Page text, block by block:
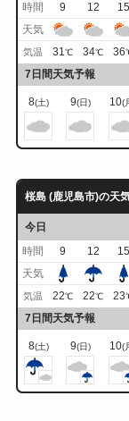
時間
9 12 15
天気
気温 31℃ 34℃ 36
7日間天気予報
8(土) 9(日) 10(
桜島 (鹿児島市)の天
今日
時間
9 12 15
天気
気温 22℃ 22℃ 23
7日間天気予報
8(土) 9(日) 10(